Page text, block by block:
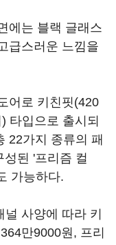
에는 블랙 글래스
급스러운 느낌을
어로 키친핏(420
타입으로 출시되
22가지 종류의 패
된 '프리즘 컬
가능하다.
사양에 따라 키
만9000원, 프리